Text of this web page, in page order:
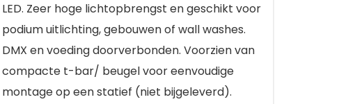
LED. Zeer hoge lichtopbrengst en geschikt voor
podium uitlichting, gebouwen of wall washes.
DMX en voeding doorverbonden. Voorzien van
compacte t-bar/ beugel voor eenvoudige
montage op een statief (niet bijgeleverd).